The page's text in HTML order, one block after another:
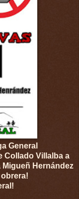
General
Collado Villalba a
Migueñ Hernández
obrera!